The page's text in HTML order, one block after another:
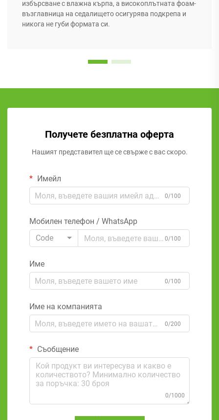
избърсване с влажна кърпа, а високоплътната фоам-
възглавница на седалището осигурява подкрепа и
никога не губи формата си.
Получете безплатна оферта
Нашият представител ще се свърже с вас скоро.
Имейл
0/100
Мобилен телефон / WhatsApp
Code
0/100
Име
0/100
Име на компанията
0/200
Съобщение
0/1000